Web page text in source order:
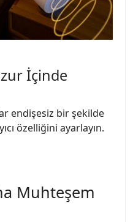
İçinde
endişesiz bir şekilde
özelliğini ayarlayın.
Muhteşem